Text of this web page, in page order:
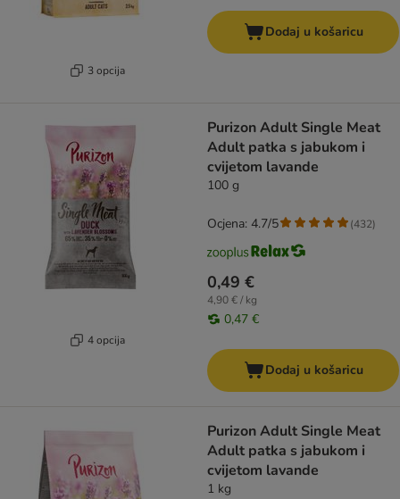
3 opcija
Dodaj u košaricu
4 opcija
Purizon Adult Single Meat
Adult patka s jabukom i
cvijetom lavande
100 g
0,49 €
4,90 € / kg
0,47 €
Ocjena: 4.7/5 (432)
Dodaj u košaricu
Purizon Adult Single Meat
Adult patka s jabukom i
cvijetom lavande
1 kg